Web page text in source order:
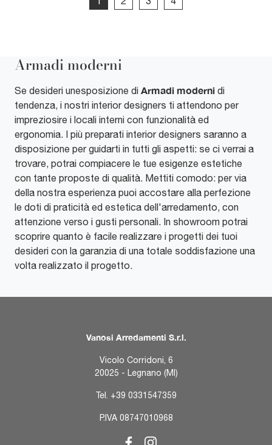
Armadi moderni
Se desideri unesposizione di Armadi moderni di
tendenza, i nostri interior designers ti attendono per
impreziosire i locali interni con funzionalità ed
ergonomia. I più preparati interior designers saranno a
disposizione per guidarti in tutti gli aspetti: se ci verrai a
trovare, potrai compiacere le tue esigenze estetiche
con tante proposte di qualità. Mettiti comodo: per via
della nostra esperienza puoi accostare alla perfezione
le doti di praticità ed estetica dell'arredamento, con
attenzione verso i gusti personali. In showroom potrai
scoprire quanto è facile realizzare i progetti dei tuoi
desideri con la garanzia di una totale soddisfazione una
volta realizzato il progetto.
Vanosi Arredamenti S.r.l.
Vicolo Corridoni, 6
20025 - Legnano (MI)
Tel. +39 0331547359
P.IVA 08747010968